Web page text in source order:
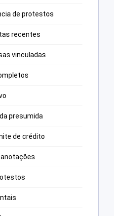
de protestos
recentes
vinculadas
presumida
de crédito
anotações